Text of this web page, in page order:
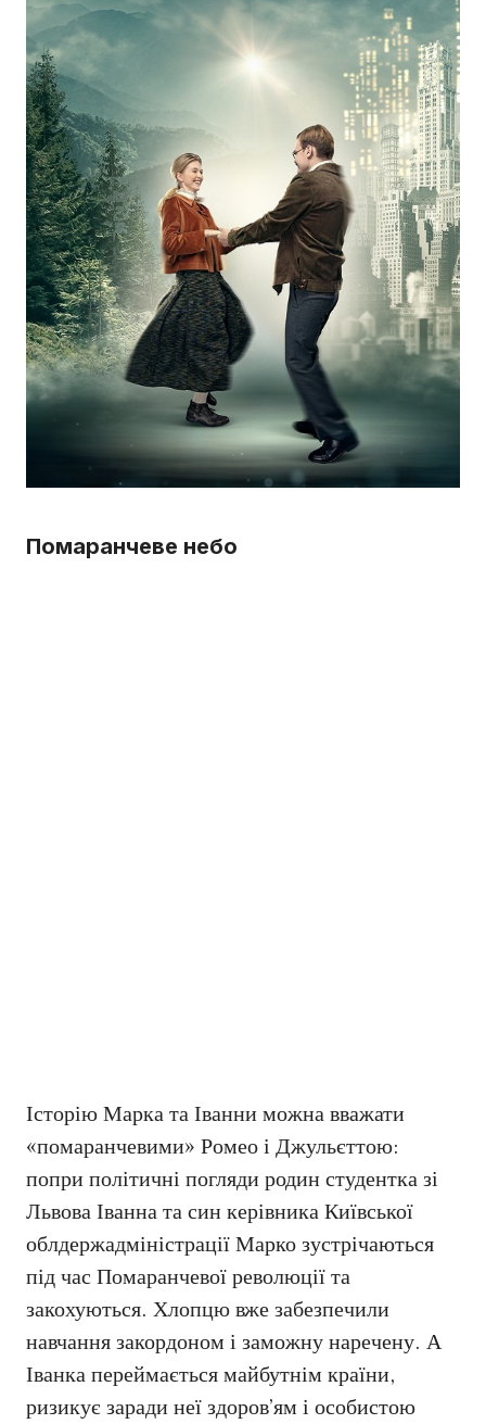
Помаранчеве небо
Історію Марка та Іванни можна вважати
«помаранчевими» Ромео і Джульєттою:
попри політичні погляди родин студентка зі
Львова Іванна та син керівника Київської
облдержадміністрації Марко зустрічаються
під час Помаранчевої революції та
закохуються. Хлопцю вже забезпечили
навчання закордоном і заможну наречену. А
Іванка переймається майбутнім країни,
ризикує заради неї здоров’ям і особистою